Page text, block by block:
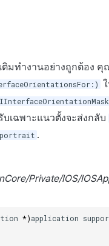
มทำงานอย่างถูกต้อง คุ
บเฉพาะแนวตั้งจะส่งกลับ
portrait .
Private/IOS/
*)application